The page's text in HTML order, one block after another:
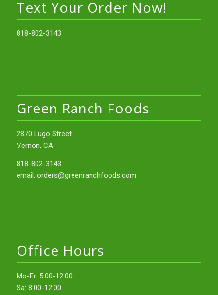
Text Your Order Now!
818-802-3143
Green Ranch Foods
2870 Lugo Street
Vernon, CA
818-802-3143
email: orders@greenranchfoods.com
Office Hours
Mo-Fr: 5:00-12:00
Sa: 8:00-12:00